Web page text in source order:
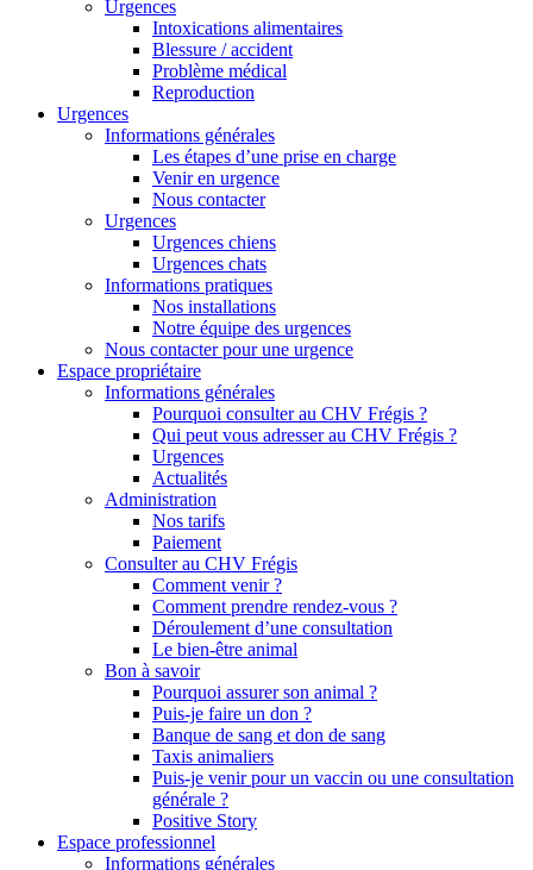
Urgences
Intoxications alimentaires
Blessure / accident
Problème médical
Reproduction
Urgences
Informations générales
Les étapes d’une prise en charge
Venir en urgence
Nous contacter
Urgences
Urgences chiens
Urgences chats
Informations pratiques
Nos installations
Notre équipe des urgences
Nous contacter pour une urgence
Espace propriétaire
Informations générales
Pourquoi consulter au CHV Frégis ?
Qui peut vous adresser au CHV Frégis ?
Urgences
Actualités
Administration
Nos tarifs
Paiement
Consulter au CHV Frégis
Comment venir ?
Comment prendre rendez-vous ?
Déroulement d’une consultation
Le bien-être animal
Bon à savoir
Pourquoi assurer son animal ?
Puis-je faire un don ?
Banque de sang et don de sang
Taxis animaliers
Puis-je venir pour un vaccin ou une consultation
générale ?
Positive Story
Espace professionnel
Informations générales